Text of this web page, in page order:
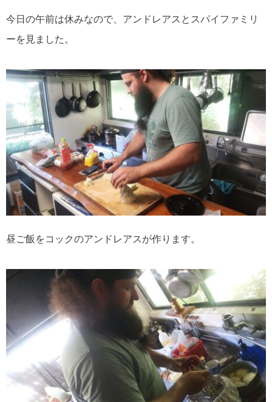
今日の午前は休みなので、アンドレアスとスパイファミリ
ーを見ました。
昼ご飯をコックのアンドレアスが作ります。